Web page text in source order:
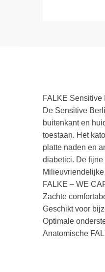
FALKE Sensitive
De Sensitive
buitenkant en
toestaan. Het
platte naden en
diabetici. De fijne
FALKE – WE
Zachte
Geschikt voor
Optimale
Anatomische